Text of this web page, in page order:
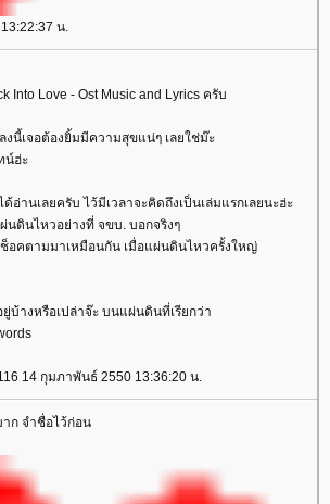
น.
Into Love - Ost Music and Lyrics ครับ
นี้เจอต้องยิ้มมีความสุขแน่ๆ เลยใช่ม๊ะ
น์ฮ่ะ
ด้อ่านเลยครับ ไว้มีเวลาจะคิดถึงเป็นเล่มแรกเลยนะฮ่ะ
นดินไหวอย่างที่ จขบ. บอกจริงๆ
ช็อคตามมาเหมือนกัน เมื่อแผ่นดินไหวครั้งใหญ่
บ้างหรือเปล่าจ๊ะ บนแผ่นดินที่เรียกว่า
14 กุมภาพันธ์ 2550 13:36:20 น.
ก จำชื่อไว้ก่อน